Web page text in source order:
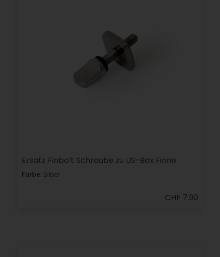
Ersatz Finbolt Schraube zu US-Box Finne
Farbe: Silber
CHF 7.90